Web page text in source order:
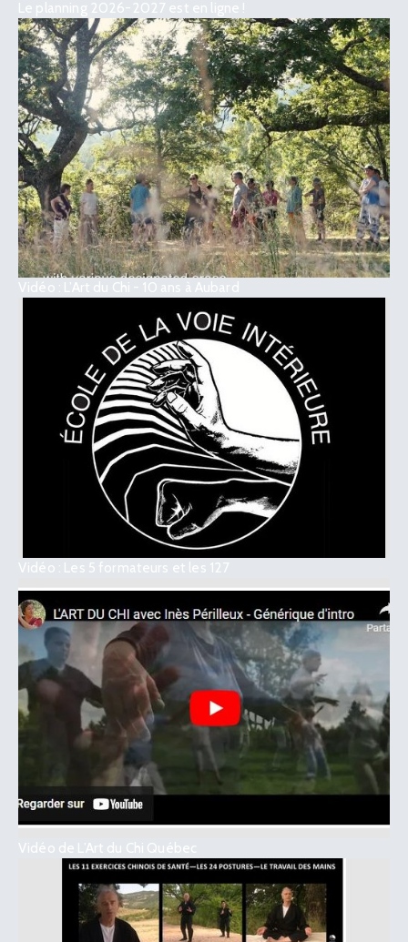
Le planning 2026-2027 est en ligne !
Vidéo : L’Art du Chi - 10 ans à Aubard
Vidéo : Les 5 formateurs et les 127
Vidéo de L’Art du Chi Québec